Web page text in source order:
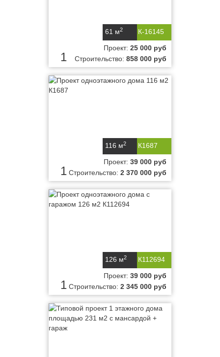
К-16145
61 м2
1
Проект: 25 000 руб
Строительство: 858 000 руб
К1687
116 м2
1
Проект: 39 000 руб
Строительство: 2 370 000 руб
К112694
126 м2
1
Проект: 39 000 руб
Строительство: 2 345 000 руб